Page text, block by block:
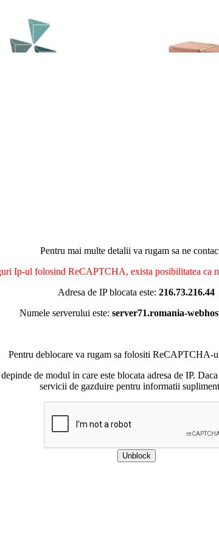
Pentru mai multe detalii va rugam sa ne
Ip-ul folosind ReCAPTCHA, exista posibilitatea ca
Adresa de IP blocata este: 216.73.216.44
Numele serverului este: server71.romania-
Pentru deblocare va rugam sa folositi ReCAPTCHA-
de modul in care este blocata adresa de IP.
servicii de gazduire pentru informatii